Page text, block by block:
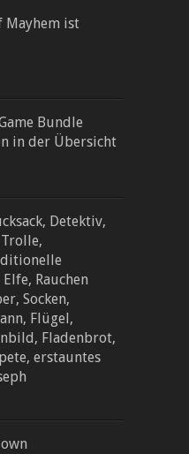
Mayhem ist
Bundle
in der Übersicht
Detektiv,
Elfe, Rauchen
Socken,
Flügel,
Fladenbrot,
erstauntes